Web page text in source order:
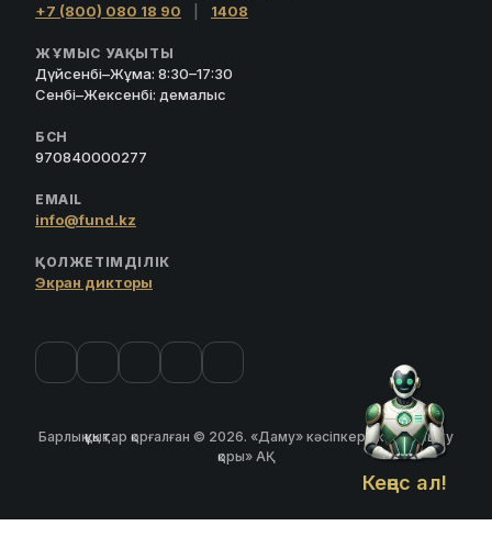
Кеңес ал!
+7 (800) 080 18 90 1408
ЖҰМЫС УАҚЫТЫ
Дүйсенбі–Жұма: 8:30–17:30
Сенбі–Жексенбі: демалыс
БСН
970840000277
EMAIL
info@fund.kz
ҚОЛЖЕТІМДІЛІК
Экран дикторы
Барлық құқықтар қорғалған © 2026. «Даму» кәсіпкерлікті дамыту
қоры» АҚ